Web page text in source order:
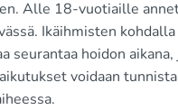
Alle 18-vuotiaille
Ikäihmisten kohdalla
seurantaa hoidon
voidaan